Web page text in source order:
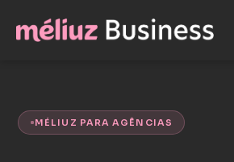
MÉLIUZ PARA AGÊNCIAS